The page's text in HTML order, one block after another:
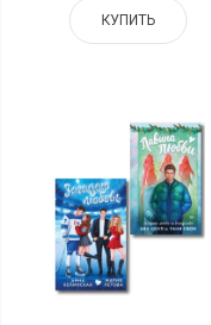
КУПИТЬ